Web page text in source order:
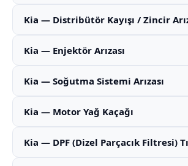
Kia — Distribütör Kayışı / Zincir
Kia — Enjektör Arızası
Kia — Soğutma Sistemi Arızası
Kia — Motor Yağ Kaçağı
Kia — DPF (Dizel Parçacık Filtresi)